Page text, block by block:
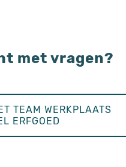
met vragen?
TEAM WERKPLAATS
ERFGOED